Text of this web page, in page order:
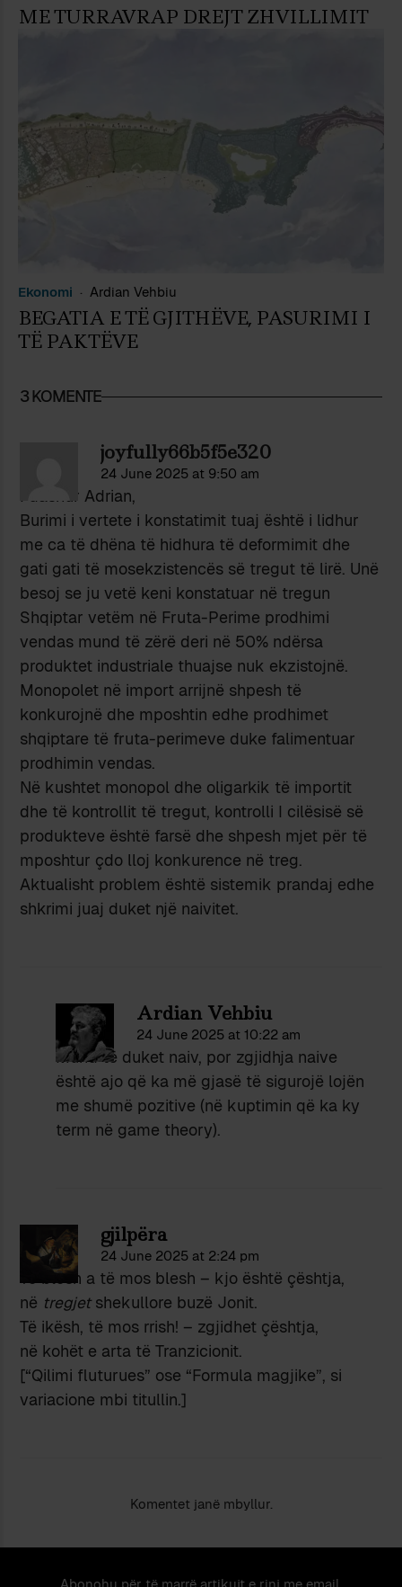
ME TURRAVRAP DREJT ZHVILLIMIT
Ekonomi Ardian Vehbiu
BEGATIA E TË GJITHËVE, PASURIMI I
TË PAKTËVE
3 KOMENTE
joyfully66b5f5e320
24 June 2025 at 9:50 am
I dashur Adrian,
Burimi i vertete i konstatimit tuaj është i lidhur
me ca të dhëna të hidhura të deformimit dhe
gati gati të mosekzistencës së tregut të lirë. Unë
besoj se ju vetë keni konstatuar në tregun
Shqiptar vetëm në Fruta-Perime prodhimi
vendas mund të zërë deri në 50% ndërsa
produktet industriale thuajse nuk ekzistojnë.
Monopolet në import arrijnë shpesh të
konkurojnë dhe mposhtin edhe prodhimet
shqiptare të fruta-perimeve duke falimentuar
prodhimin vendas.
Në kushtet monopol dhe oligarkik të importit
dhe të kontrollit të tregut, kontrolli I cilësisë së
produkteve është farsë dhe shpesh mjet për të
mposhtur çdo lloj konkurence në treg.
Aktualisht problem është sistemik prandaj edhe
shkrimi juaj duket një naivitet.
Ardian Vehbiu
24 June 2025 at 10:22 am
Mund të duket naiv, por zgjidhja naive
është ajo që ka më gjasë të sigurojë lojën
me shumë pozitive (në kuptimin që ka ky
term në game theory).
gjilpëra
24 June 2025 at 2:24 pm
Të blesh a të mos blesh – kjo është çështja,
në tregjetshekullore buzë Jonit.
Të ikësh, të mos rrish! – zgjidhet çështja,
në kohët e arta të Tranzicionit.
[“Qilimi fluturues” ose “Formula magjike”, si
variacione mbi titullin.]
Komentet janë mbyllur.